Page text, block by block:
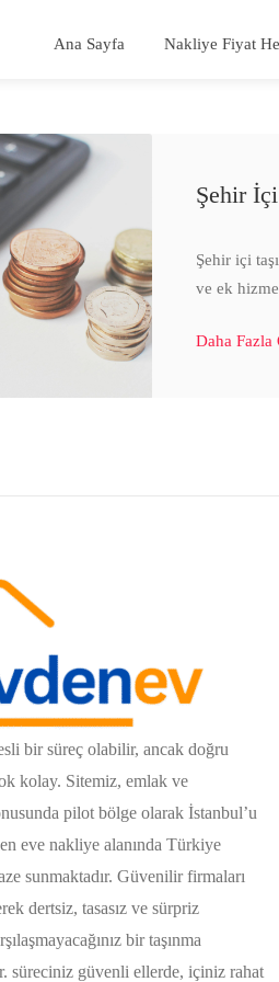
Ana Sayfa Nakliye Fiyat
Şehir
Şehir içi
ve ek
Daha Fazla
bir süreç olabilir, ancak doğru
kolay. Sitemiz, emlak ve
pilot bölge olarak İstanbul’u
eve nakliye alanında Türkiye
sunmaktadır. Güvenilir firmaları
dertsiz, tasasız ve sürpriz
bir taşınma
süreciniz güvenli ellerde, içiniz rahat